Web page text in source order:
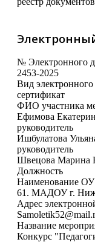
№ Электронного
2453-2025
Вид
сертификат
ФИО участника
Ефимова
руководитель
Ишбулатова
руководитель
Швецова Марина
Должность
Наименование ОУ
61. МАДОУ г.
Адрес
Название
Конкурс